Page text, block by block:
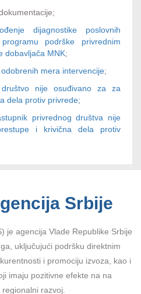
dijagnostike poslovnih
podrške privrednim
dobavljača MNK;
mera intervencije;
nije osuđivano za za
dela protiv privrede;
privrednog društva nije
i krivična dela protiv
Srbije
je agencija Vlade Republike Srbije
uključujući podršku direktnim
i promociju izvoza, kao i
imaju pozitivne efekte na na
razvoj.